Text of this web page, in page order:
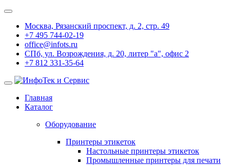
Москва, Рязанский проспект, д. 2, стр. 49
+7 495 744-02-19
office@infots.ru
СПб, ул. Возрождения, д. 20, литер "a", офис 2
+7 812 331-35-64
Главная
Каталог
Оборудование
Принтеры этикеток
Настольные принтеры этикеток
Промышленные принтеры для печати